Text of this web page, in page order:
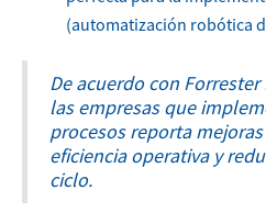
(automatización robótica
De acuerdo con Forrester
las empresas que
procesos reporta
eficiencia operativa y
ciclo.